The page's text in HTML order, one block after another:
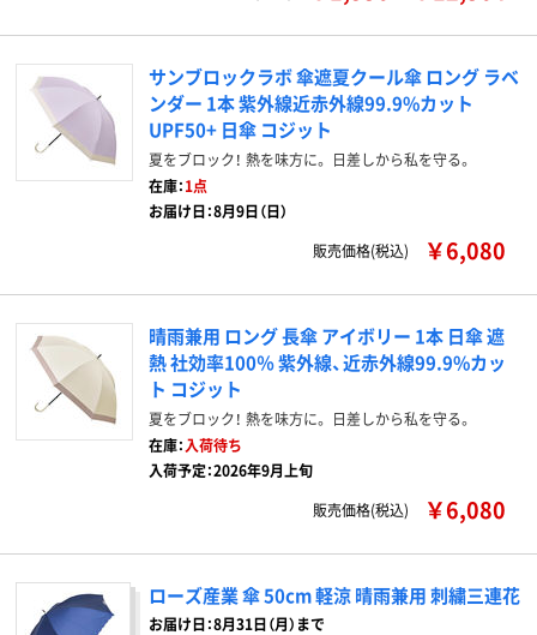
サンブロックラボ 傘遮夏クール傘 ロング ラベ
ンダー 1本 紫外線近赤外線99.9%カット
UPF50+ 日傘 コジット
夏をブロック！ 熱を味方に。 日差しから私を守る。
在庫：1点
お届け日：8月9日（日）
販売価格(税込)
￥6,080
晴雨兼用 ロング 長傘 アイボリー 1本 日傘 遮
熱 社効率100％ 紫外線、近赤外線99.9%カッ
ト コジット
夏をブロック！ 熱を味方に。 日差しから私を守る。
在庫：入荷待ち
入荷予定：2026年9月上旬
販売価格(税込)
￥6,080
ローズ産業 傘 50cm 軽涼 晴雨兼用 刺繍三連花
お届け日：8月31日（月）まで